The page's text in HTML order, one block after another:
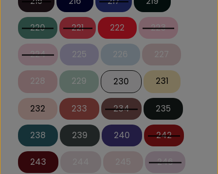
220 221 222 223
224 225 226 227
228 229 230 231
232 233 234 235
238 239 240 242
243 246